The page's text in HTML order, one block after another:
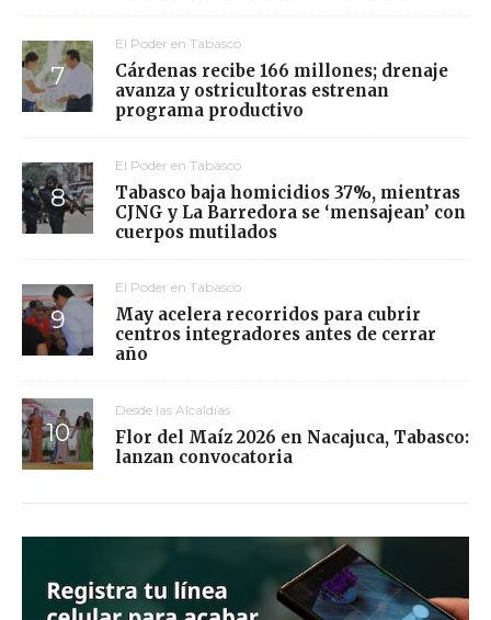
El Poder en Tabasco
Cárdenas recibe 166 millones; drenaje
avanza y ostricultoras estrenan
programa productivo
El Poder en Tabasco
Tabasco baja homicidios 37%, mientras
CJNG y La Barredora se ‘mensajean’ con
cuerpos mutilados
El Poder en Tabasco
May acelera recorridos para cubrir
centros integradores antes de cerrar
año
Desde las Alcaldías
Flor del Maíz 2026 en Nacajuca, Tabasco:
lanzan convocatoria